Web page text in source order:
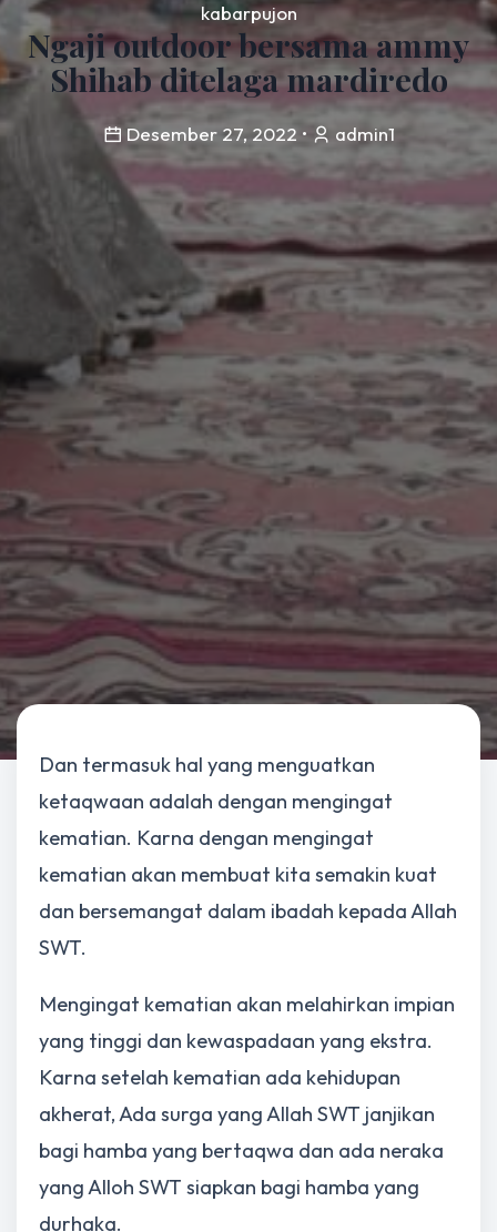
kabarpujon
Ngaji outdoor bersama ammy
Shihab ditelaga mardiredo
Desember 27, 2022 • admin1
Dan termasuk hal yang menguatkan
ketaqwaan adalah dengan mengingat
kematian. Karna dengan mengingat
kematian akan membuat kita semakin kuat
dan bersemangat dalam ibadah kepada Allah
SWT.
Mengingat kematian akan melahirkan impian
yang tinggi dan kewaspadaan yang ekstra.
Karna setelah kematian ada kehidupan
akherat, Ada surga yang Allah SWT janjikan
bagi hamba yang bertaqwa dan ada neraka
yang Alloh SWT siapkan bagi hamba yang
durhaka.